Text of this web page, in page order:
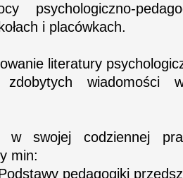
psychologiczno-
i placówkach.
literatury
zdobytych wiadomości
w swojej codziennej
min:
pedagogiki